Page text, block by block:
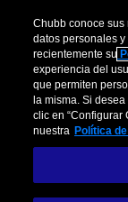
Plan
Con Chubb
cuidar tu salud
Chubb conoce
datos personales
recientemente su
experiencia del
que permiten
la misma. Si
clic en “Configurar
nuestra Política